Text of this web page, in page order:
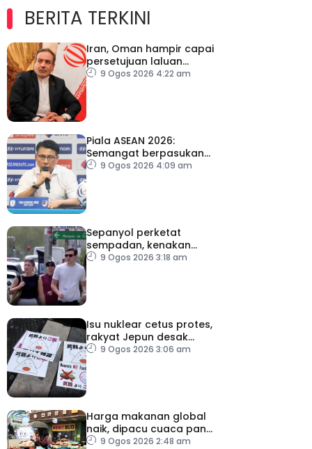
BERITA TERKINI
Iran, Oman hampir capai
persetujuan laluan
sementara Selat Hormuz
9 Ogos 2026 4:22 am
Piala ASEAN 2026:
Semangat berpasukan
kunci Harimau Malaya ke
9 Ogos 2026 4:09 am
Sepanyol perketat
sempadan, kenakan
pemeriksaan ketibaan
9 Ogos 2026 3:18 am
Isu nuklear cetus protes,
rakyat Jepun desak
dasar dikaji semula
9 Ogos 2026 3:06 am
Harga makanan global
naik, dipacu cuaca panas
dan ketegangan
9 Ogos 2026 2:48 am